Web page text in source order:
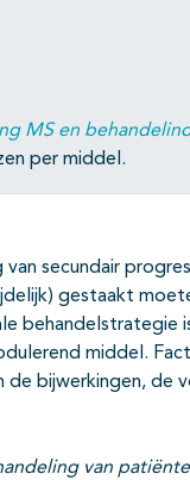
MS en
per middel.
secundair
gestaakt
behandelstrategie
middel.
bijwerkingen, de
van